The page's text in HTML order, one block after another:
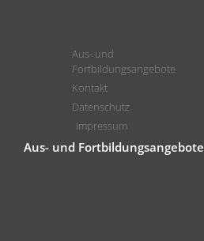
Aus- und
Fortbildungsangebote
Kontakt
Datenschutz
Impressum
Aus- und Fortbildungsangebote